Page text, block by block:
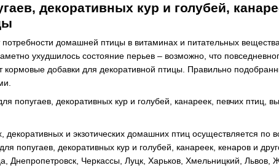
декоративных кур и голубей,
домашней птицы в витаминах и питательных
ухудшилось состояние перьев – возможно, что
кормовые добавки для декоративной птицы. Правильно
попугаев, декоративных кур и голубей, канареек, певчих птиц,
и экзотических домашних птиц осуществляется по
попугаев, декоративных кур и голубей, канареек, кенаров и
Днепропетровск, Черкассы, Луцк, Харьков, Хмельницкий, Львов,